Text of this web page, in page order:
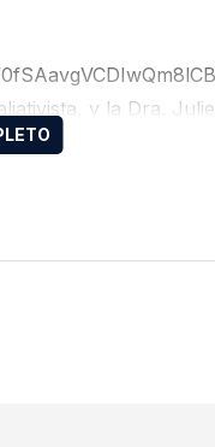
y la Dra.
de la Ciudad de